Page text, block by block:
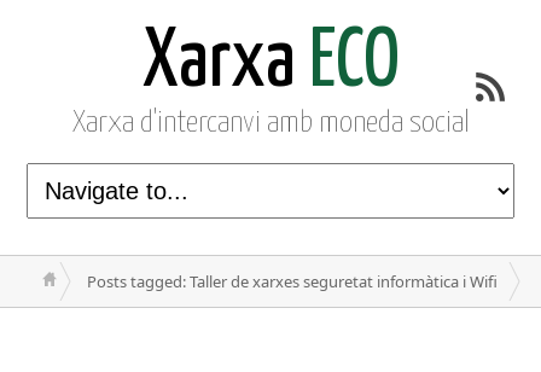
Xarxa ECO
Xarxa d'intercanvi amb moneda social
Posts tagged: Taller de xarxes seguretat informàtica i Wifi